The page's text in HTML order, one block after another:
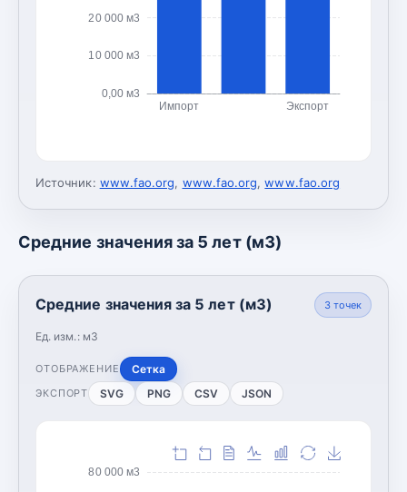
0,00 м3
10 000 м3
20 000 м3
Импорт Экспорт
Источник: www.fao.org, www.fao.org,www.fao.org
Средние значения за 5 лет (м3)
Средние значения за 5 лет (м3)
Ед. изм.: м3
3точек
ОТОБРАЖЕНИЕ Сетка
ЭКСПОРТ SVG PNG CSV JSON
80 000 м3